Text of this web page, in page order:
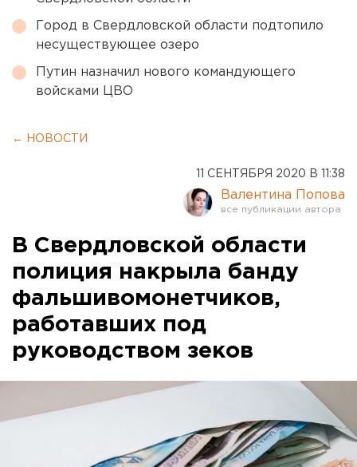
Город в Свердловской области подтопило
несуществующее озеро
Путин назначил нового командующего
войсками ЦВО
← НОВОСТИ
11 СЕНТЯБРЯ 2020 В 11:38
Валентина Попова
В Свердловской области
полиция накрыла банду
фальшивомонетчиков,
работавших под
руководством зеков